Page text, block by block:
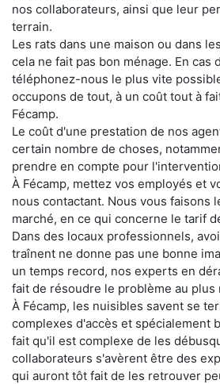
nos collaborateurs, ainsi que leur
terrain.
Les rats dans une maison ou dans
cela ne fait pas bon ménage. En cas
téléphonez-nous le plus vite
occupons de tout, à un coût tout à
Fécamp.
Le coût d'une prestation de nos
certain nombre de choses,
prendre en compte pour
À Fécamp, mettez vos employés et
nous contactant. Nous vous faisons
marché, en ce qui concerne le tarif
Dans des locaux professionnels,
traînent ne donne pas une bonne
un temps record, nos experts en
fait de résoudre le problème au plus
À Fécamp, les nuisibles savent se
complexes d'accès et spécialement
fait qu'il est complexe de les
collaborateurs s'avèrent être des
qui auront tôt fait de les retrouver